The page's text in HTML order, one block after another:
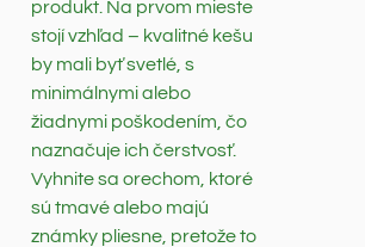
produkt. Na prvom mieste
stojí vzhľad – kvalitné kešu
by mali byť svetlé, s
minimálnymi alebo
žiadnymi poškodením, čo
naznačuje ich čerstvosť.
Vyhnite sa orechom, ktoré
sú tmavé alebo majú
známky pliesne, pretože to